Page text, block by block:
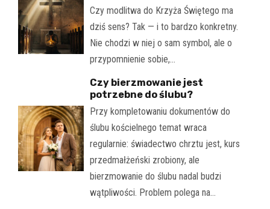
Czy modlitwa do Krzyża Świętego ma
dziś sens? Tak — i to bardzo konkretny.
Nie chodzi w niej o sam symbol, ale o
przypomnienie sobie,…
Czy bierzmowanie jest
potrzebne do ślubu?
Przy kompletowaniu dokumentów do
ślubu kościelnego temat wraca
regularnie: świadectwo chrztu jest, kurs
przedmałżeński zrobiony, ale
bierzmowanie do ślubu nadal budzi
wątpliwości. Problem polega na…